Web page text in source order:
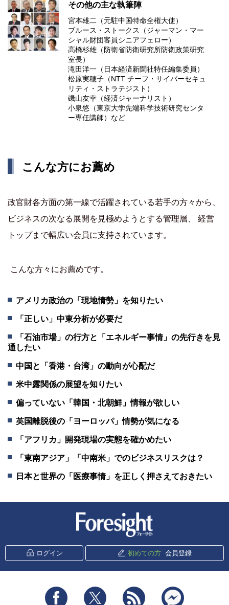
その他の主な執筆陣
宮本雄二（元駐中国特命全権大使）
ブルース・ストークス（ジャーマン・マー
シャル財団客員シニアフェロー）
高橋杉雄（防衛省防衛研究所防衛政策研究
室長）
滝田洋一（日本経済新聞社特任編集委員）
松原実穂子（NTT チーフ・サイバーセキュ
リティ・ストラテジスト）
磯山友幸（経済ジャーナリスト）
小泉悠（東京大学先端科学技術研究センタ
ー専任講師）など
こんな方にお薦め
政官財各方面の第一線で活躍されている若手の方々から、
ビジネスの次なる展開を見極めようとする管理層、 経営
トップまで幅広い会員に支持されています。
こんな方々にお薦めです。
アメリカ政治の「現地情勢」を知りたい
「正しい」中東分析が必要だ
「石油市場」の行方と「エネルギー事情」の先行きを見
通したい
中国と「香港・台湾」の動向が心配だ
米中露関係の展望を知りたい
偏っていない「韓国・北朝鮮」情報が欲しい
英国離脱後の「ヨーロッパ」情勢が気になる
「アフリカ」開発現場の実態を確かめたい
「東南アジア」「中南米」でのビジネスリスクは？
日本と世界の「医療事情」を正しく押さえておきたい
ログイン 初めての方 会員登録
Facebook Twitter RSS